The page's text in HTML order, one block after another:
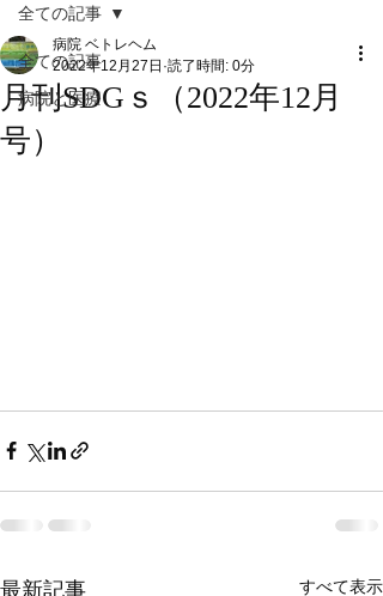
全ての記事
病院と医療
全ての記事
月刊SDGｓ（2022年12月
号）
病院 ベトレヘム
2022年12月27日 読了時間: 0分
最新記事 すべて表示